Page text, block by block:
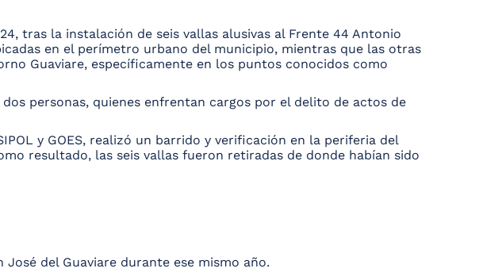
tras la instalación de seis vallas alusivas al Frente 44 Antonio
en el perímetro urbano del municipio, mientras que las otras
Guaviare, específicamente en los puntos conocidos como
personas, quienes enfrentan cargos por el delito de actos de
y GOES, realizó un barrido y verificación en la periferia del
resultado, las seis vallas fueron retiradas de donde habían sido
del Guaviare durante ese mismo año.